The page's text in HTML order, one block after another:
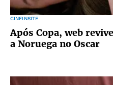
CINEINSITE
Após Copa, web
a Noruega no Oscar